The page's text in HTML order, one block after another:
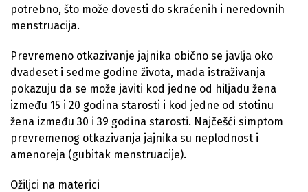
potrebno, što može dovesti do skraćenih i neredovnih
menstruacija.
Prevremeno otkazivanje jajnika obično se javlja oko
dvadeset i sedme godine života, mada istraživanja
pokazuju da se može javiti kod jedne od hiljadu žena
između 15 i 20 godina starosti i kod jedne od stotinu
žena između 30 i 39 godina starosti. Najčešći simptom
prevremenog otkazivanja jajnika su neplodnost i
amenoreja (gubitak menstruacije).
Ožiljci na materici